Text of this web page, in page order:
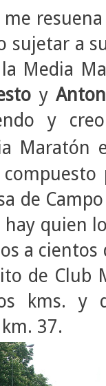
a
Media
y
y
Maratón
de
quien
a
de Club
kms. y
37.